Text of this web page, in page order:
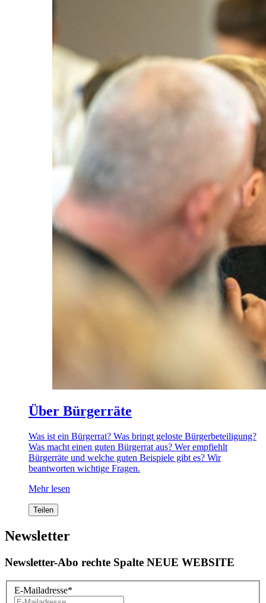
Über Bürgerräte
Was ist ein Bürgerrat? Was bringt geloste Bürgerbeteiligung?
Was macht einen guten Bürgerrat aus? Wer empfiehlt
Bürgerräte und welche guten Beispiele gibt es? Wir
beantworten wichtige Fragen.
Mehr lesen
Teilen
Newsletter
Newsletter-Abo rechte Spalte NEUE WEBSITE
E-Mailadresse*